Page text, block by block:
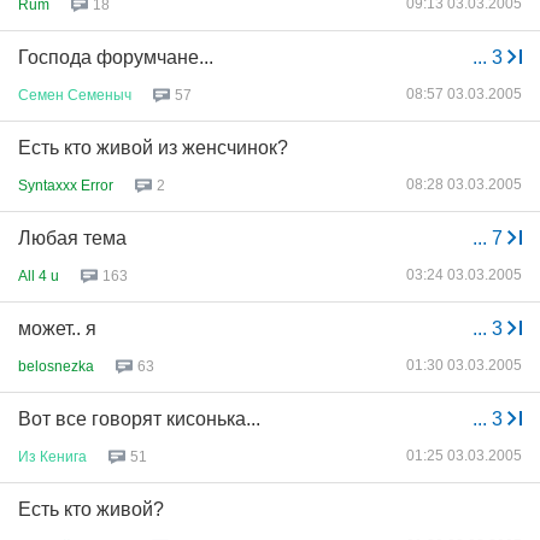
Rum 18 09:13 03.03.2005
... 3
Господа форумчане...
Семен Семеныч 57 08:57 03.03.2005
Есть кто живой из женсчинок?
Syntaxxx Error 2 08:28 03.03.2005
... 7
Любая тема
All 4 u 163 03:24 03.03.2005
... 3
может.. я
belosnezka 63 01:30 03.03.2005
... 3
Вот все говорят кисонька...
Из Кенига 51 01:25 03.03.2005
Есть кто живой?